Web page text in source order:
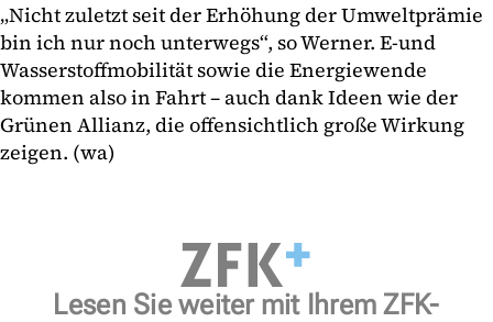
„Nicht zuletzt seit der Erhöhung der Umweltprämie
bin ich nur noch unterwegs“, so Werner. E-und
Wasserstoffmobilität sowie die Energiewende
kommen also in Fahrt – auch dank Ideen wie der
Grünen Allianz, die offensichtlich große Wirkung
zeigen. (wa)
Lesen Sie weiter mit Ihrem ZFK-